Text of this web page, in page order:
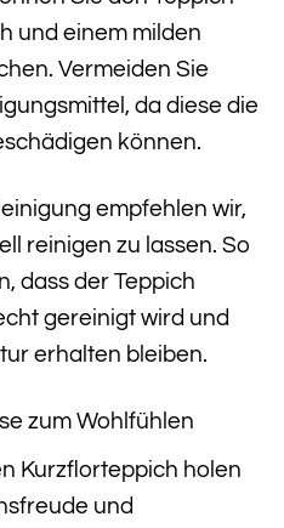
und einem milden
Vermeiden Sie
da diese die
können.
empfehlen wir,
reinigen zu lassen. So
dass der Teppich
gereinigt wird und
erhalten bleiben.
zum Wohlfühlen
Kurzflorteppich holen
und